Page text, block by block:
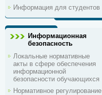
Информация для студентов
Информационная
безопасность
Локальные нормативные
акты в сфере обеспечения
информационной
безопасности обучающихся
Нормативное регулирование